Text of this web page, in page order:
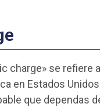
charge» se refiere
en Estados
que dependas